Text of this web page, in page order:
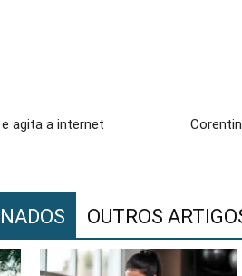
agita a internet
OUTROS